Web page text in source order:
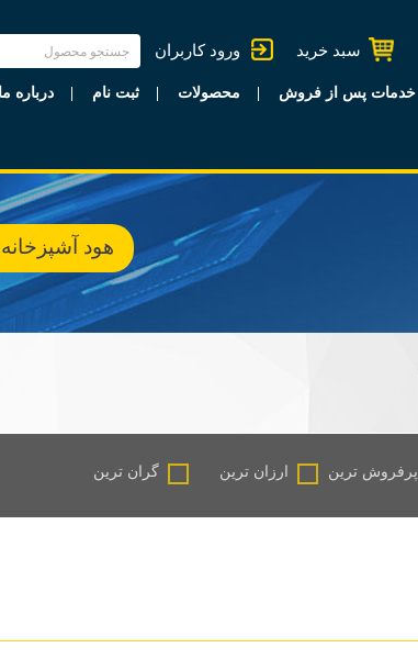
ورود کاربران سبد خرید
درباره ما ثبت نام محصولات خدمات پس از فروش
هود
پرفروش ترین ارزان ترین گران ترین